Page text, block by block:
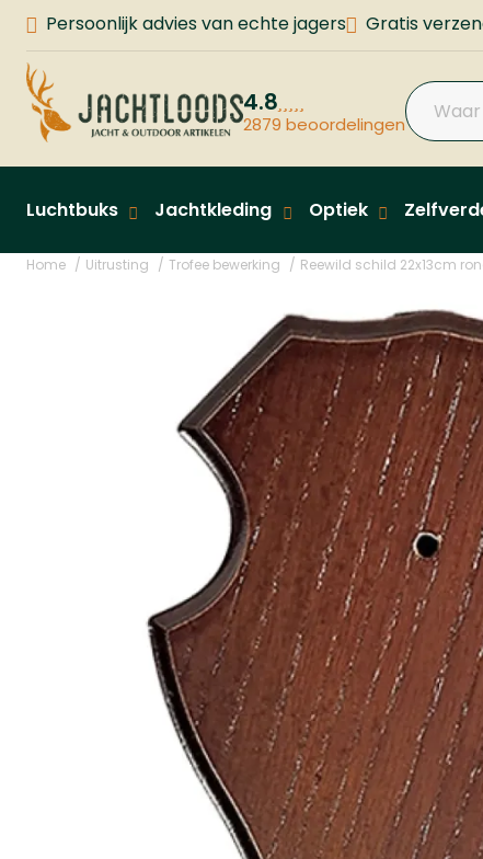
Persoonlijk advies van echte jagers Gratis
4.8
2879 beoordelingen
Luchtbuks Jachtkleding Optiek
Home Uitrusting Trofee bewerking Reewild schild 22x13cm